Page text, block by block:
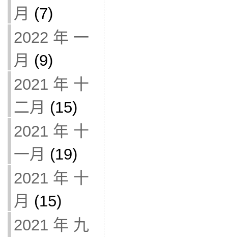
月 (7)
2022 年 一
月 (9)
2021 年 十
二月 (15)
2021 年 十
一月 (19)
2021 年 十
月 (15)
2021 年 九